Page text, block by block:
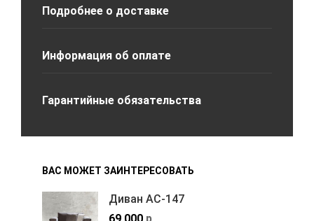
Подробнее о доставке
Информация об оплате
Гарантийные обязательства
ВАС МОЖЕТ ЗАИНТЕРЕСОВАТЬ
Диван АС-147